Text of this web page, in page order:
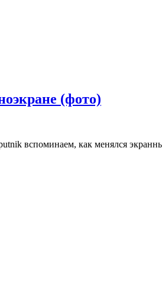
(фото)
вспоминаем, как менялся